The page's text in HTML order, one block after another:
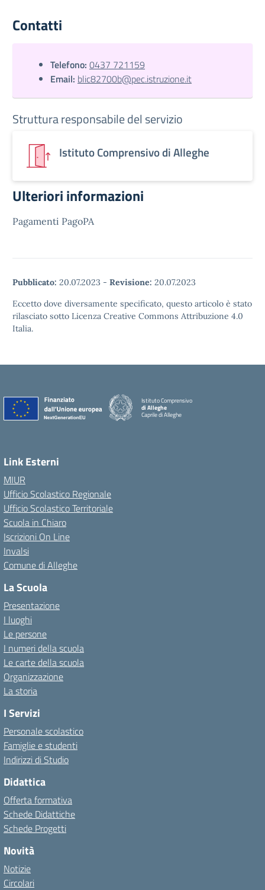
Contatti
Telefono: 0437 721159
Email: blic82700b@pec.istruzione.it
Struttura responsabile del servizio
Istituto Comprensivo di Alleghe
Ulteriori informazioni
Pagamenti PagoPA
Pubblicato: 20.07.2023 - Revisione: 20.07.2023
Eccetto dove diversamente specificato, questo articolo è stato
rilasciato sotto Licenza Creative Commons Attribuzione 4.0
Italia.
Istituto Comprensivo
di Alleghe
Caprile di Alleghe
Link Esterni
MIUR
Ufficio Scolastico Regionale
Ufficio Scolastico Territoriale
Scuola in Chiaro
Iscrizioni On Line
Invalsi
Comune di Alleghe
La Scuola
Presentazione
I luoghi
Le persone
I numeri della scuola
Le carte della scuola
Organizzazione
La storia
I Servizi
Personale scolastico
Famiglie e studenti
Indirizzi di Studio
Didattica
Offerta formativa
Schede Didattiche
Schede Progetti
Novità
Notizie
Circolari